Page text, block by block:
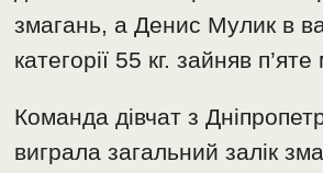
змагань, а Денис Мулик в
категорії 55 кг. зайняв п’яте
Команда дівчат з
виграла загальний залік